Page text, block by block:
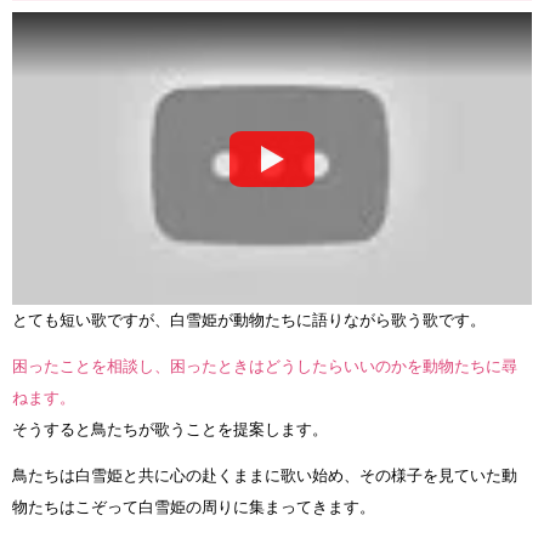
とても短い歌ですが、白雪姫が動物たちに語りながら歌う歌です。
困ったことを相談し、困ったときはどうしたらいいのかを動物たちに尋
ねます。
そうすると鳥たちが歌うことを提案します。
鳥たちは白雪姫と共に心の赴くままに歌い始め、その様子を見ていた動
物たちはこぞって白雪姫の周りに集まってきます。